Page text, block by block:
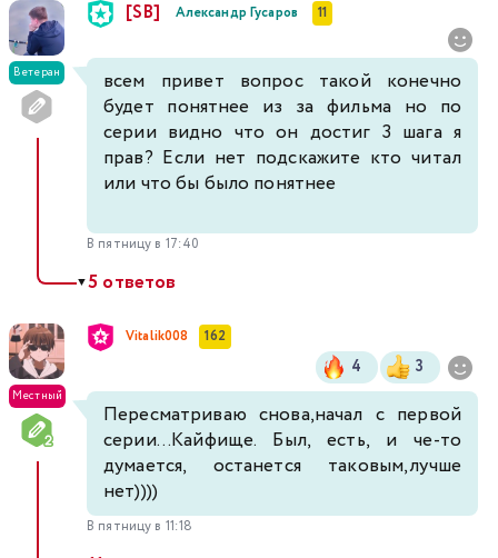
Ветеран
[SB] Александр Гусаров 11
всем привет вопрос такой конечно
будет понятнее из за фильма но по
серии видно что он достиг 3 шага я
прав? Если нет подскажите кто читал
или что бы было понятнее
В пятницу в 17:40
▼5 ответов
Местный
Vitalik008 162
4 3
Пересматриваю снова,начал с первой
серии...Кайфище. Был, есть, и че-то
думается, останется таковым,лучше
нет))))
В пятницу в 11:18